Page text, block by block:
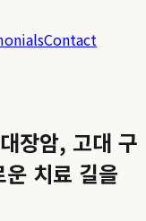
Contact
장암, 고대 구
치료 길을